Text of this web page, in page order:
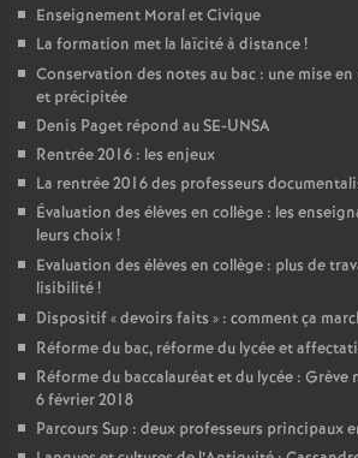
Enseignement Moral et Civique
La formation met la laïcité à distance!
Conservation des notes au bac : une mise
et précipitée
Denis Paget répond au SE-UNSA
Rentrée 2016 : les enjeux
La rentrée 2016 des professeurs
Évaluation des élèves en collège : les
leurs choix!
Evaluation des élèves en collège : plus de
lisibilité!
Dispositif «devoirs faits » : comment ça
Réforme du bac, réforme du lycée et
Réforme du baccalauréat et du lycée :
6 février 2018
Parcours Sup : deux professeurs principaux